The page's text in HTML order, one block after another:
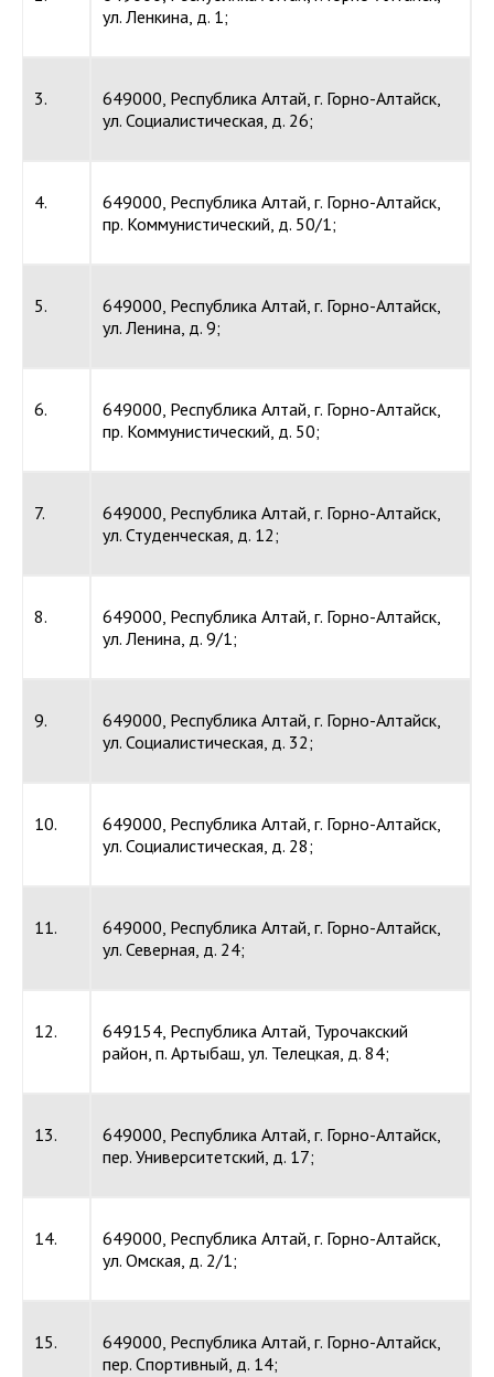
ул. Ленкина, д. 1;
3.
649000, Республика Алтай, г. Горно-Алтайск,
ул. Социалистическая, д. 26;
4.
649000, Республика Алтай, г. Горно-Алтайск,
пр. Коммунистический, д. 50/1;
5.
649000, Республика Алтай, г. Горно-Алтайск,
ул. Ленина, д. 9;
6.
649000, Республика Алтай, г. Горно-Алтайск,
пр. Коммунистический, д. 50;
7.
649000, Республика Алтай, г. Горно-Алтайск,
ул. Студенческая, д. 12;
8.
649000, Республика Алтай, г. Горно-Алтайск,
ул. Ленина, д. 9/1;
9.
649000, Республика Алтай, г. Горно-Алтайск,
ул. Социалистическая, д. 32;
10.
649000, Республика Алтай, г. Горно-Алтайск,
ул. Социалистическая, д. 28;
11.
649000, Республика Алтай, г. Горно-Алтайск,
ул. Северная, д. 24;
12.
649154, Республика Алтай, Турочакский
район, п. Артыбаш, ул. Телецкая, д. 84;
13.
649000, Республика Алтай, г. Горно-Алтайск,
пер. Университетский, д. 17;
14.
649000, Республика Алтай, г. Горно-Алтайск,
ул. Омская, д. 2/1;
15.
649000, Республика Алтай, г. Горно-Алтайск,
пер. Спортивный, д. 14;